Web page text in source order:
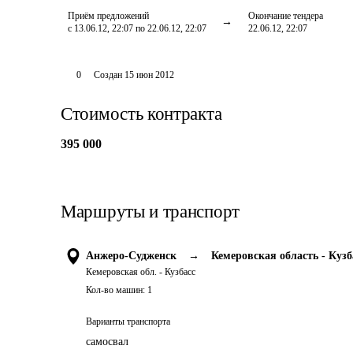
Приём предложений
с 13.06.12, 22:07 по 22.06.12, 22:07
Окончание тендера
22.06.12, 22:07
0 Создан 15 июн 2012
Стоимость контракта
395 000
Маршруты и транспорт
Анжеро-Судженск →
Кемеровская обл. - Кузбасс
Кемеровская область -
Кол-во машин: 1
Варианты транспорта
самосвал